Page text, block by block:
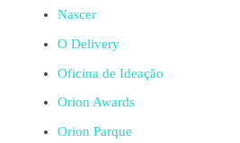
Nascer
O Delivery
Oficina de Ideação
Orion Awards
Orion Parque